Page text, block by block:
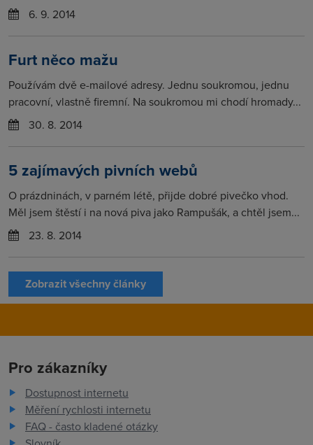
6. 9. 2014
Furt něco mažu
Používám dvě e-mailové adresy. Jednu soukromou, jednu
pracovní, vlastně firemní. Na soukromou mi chodí hromady...
30. 8. 2014
5 zajímavých pivních webů
O prázdninách, v parném létě, přijde dobré pivečko vhod.
Měl jsem štěstí i na nová piva jako Rampušák, a chtěl jsem...
23. 8. 2014
Zobrazit všechny články
Pro zákazníky
Dostupnost internetu
Měření rychlosti internetu
FAQ - často kladené otázky